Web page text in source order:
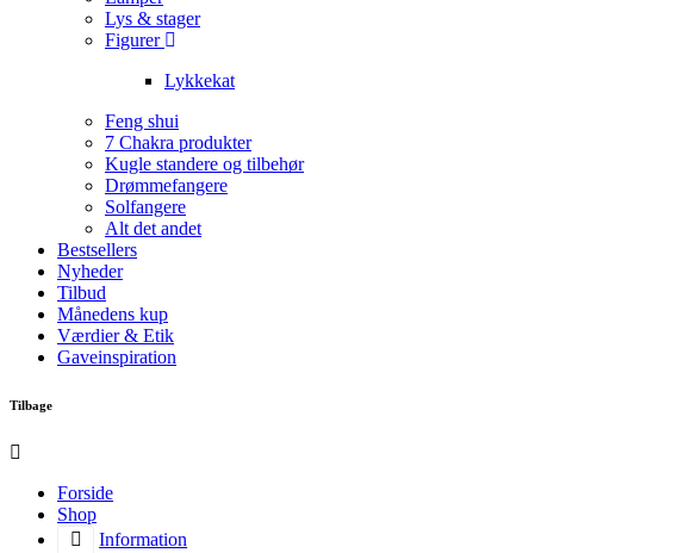
Lys & stager
Figurer
Lykkekat
Feng shui
7 Chakra produkter
Kugle standere og tilbehør
Drømmefangere
Solfangere
Alt det andet
Bestsellers
Nyheder
Tilbud
Månedens kup
Værdier & Etik
Gaveinspiration
Tilbage
Forside
Shop
Information